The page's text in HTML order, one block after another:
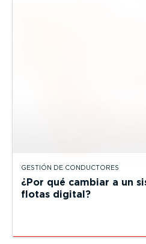
GESTIÓN DE CONDUCTORES
¿Por qué cambiar a un
flotas digital?